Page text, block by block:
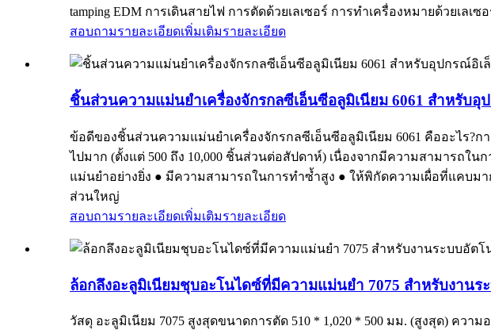
tamping EDM การเดินสายไฟ การตัดด้วยเลเซอร์ การทำเครื่องหมายด้วยเลเซ
สอบถามรายละเอียดเพิ่มเติมรายละเอียด
ชิ้นส่วนความแม่นยำเครื่องจักรกลซีเอ็นซีอลูมิเนียม 6061 สำหรับอุ
ข้อดีของชิ้นส่วนความแม่นยำเครื่องจักรกลซีเอ็นซีอลูมิเนียม 6061 คืออะไร?
ไปมาก (ตั้งแต่ 500 ถึง 10,000 ชิ้นส่วนต่อสัปดาห์) เนื่องจากมีความสามารถใ
แม่นยำอย่างยิ่ง ● มีความสามารถในการทำซ้ำสูง ● ให้พิกัดความเผื่อที่แคบ
ส่วนใหญ่
สอบถามรายละเอียดเพิ่มเติมรายละเอียด
ล้อกลึงอะลูมิเนียมชุบอะโนไดซ์ที่มีความแม่นยำ 7075 สำหรับงานร
วัสดุ อะลูมิเนียม 7075 สูงสุดขนาดการตัด 510 * 1,020 * 500 มม. (สูงสุด) คว